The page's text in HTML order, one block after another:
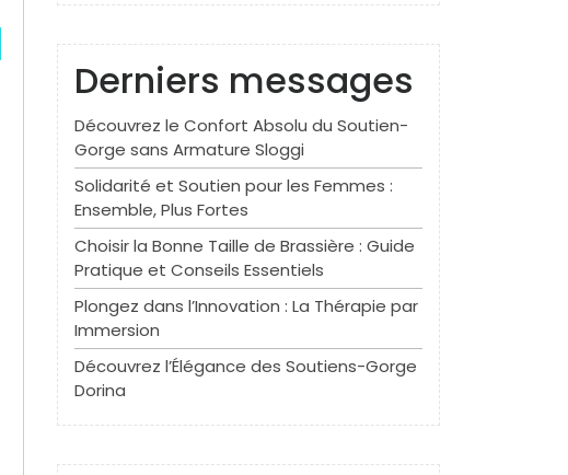
Derniers messages
Découvrez le Confort Absolu du Soutien-
Gorge sans Armature Sloggi
Solidarité et Soutien pour les Femmes :
Ensemble, Plus Fortes
Choisir la Bonne Taille de Brassière : Guide
Pratique et Conseils Essentiels
Plongez dans l’Innovation : La Thérapie par
Immersion
Découvrez l’Élégance des Soutiens-Gorge
Dorina